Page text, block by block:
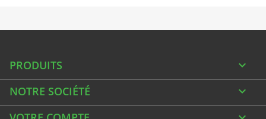
PRODUITS

NOTRE SOCIÉTÉ
